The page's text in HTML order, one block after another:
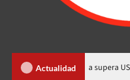
Actualidad
en Dominicana supera US$7 mil